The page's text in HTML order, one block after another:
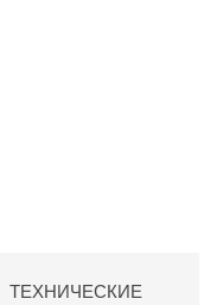
ТЕХНИЧЕСКИЕ